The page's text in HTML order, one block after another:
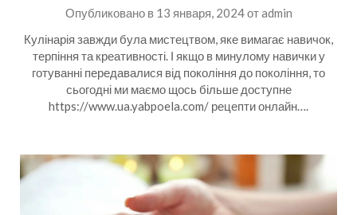
Опубликовано в 13 января, 2024отadmin
Кулінарія завжди була мистецтвом, яке вимагає навичок,
терпіння та креативності. І якщо в минулому навички у
готуванні передавалися від покоління до покоління, то
сьогодні ми маємо щось більше доступне
https://www.ua.yabpoela.com/ рецепти онлайн….